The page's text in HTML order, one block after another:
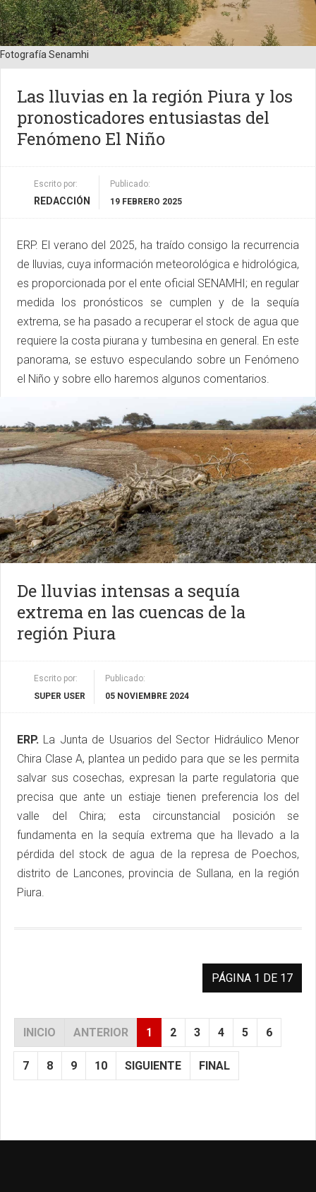
Fotografía Senamhi
Las lluvias en la región Piura y los
pronosticadores entusiastas del
Fenómeno El Niño
Escrito por:
REDACCIÓN
Publicado:
19 FEBRERO 2025
ERP. El verano del 2025, ha traído consigo la recurrencia
de lluvias, cuya información meteorológica e hidrológica,
es proporcionada por el ente oficial SENAMHI; en regular
medida los pronósticos se cumplen y de la sequía
extrema, se ha pasado a recuperar el stock de agua que
requiere la costa piurana y tumbesina en general. En este
panorama, se estuvo especulando sobre un Fenómeno
el Niño y sobre ello haremos algunos comentarios.
De lluvias intensas a sequía
extrema en las cuencas de la
región Piura
Escrito por:
SUPER USER
Publicado:
05 NOVIEMBRE 2024
ERP. La Junta de Usuarios del Sector Hidráulico Menor
Chira Clase A, plantea un pedido para que se les permita
salvar sus cosechas, expresan la parte regulatoria que
precisa que ante un estiaje tienen preferencia los del
valle del Chira; esta circunstancial posición se
fundamenta en la sequía extrema que ha llevado a la
pérdida del stock de agua de la represa de Poechos,
distrito de Lancones, provincia de Sullana, en la región
Piura.
PÁGINA 1 DE 17
INICIO ANTERIOR 1 2 3 4 5 6
7 8 9 10 SIGUIENTE FINAL